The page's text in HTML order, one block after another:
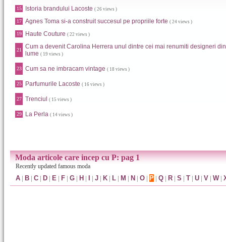
15 Istoria brandului Lacoste ( 26 views )
17 Agnes Toma si-a construit succesul pe propriile forte ( 24 views )
19 Haute Couture ( 22 views )
21
Cum a devenit Carolina Herrera unul dintre cei mai renumiti designeri din
lume ( 19 views )
23 Cum sa ne imbracam vintage ( 18 views )
25 Parfumurile Lacoste ( 16 views )
27 Trenciul ( 15 views )
29 La Perla ( 14 views )
Moda articole care incep cu P: pag 1
Recently updated famous moda
A | B | C | D | E | F | G | H | | J | K | L | M | N | O | P | Q | R | S | T | U | V | W|